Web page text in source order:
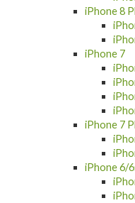
iPhone 8
iPhone 7
iPhone 7
iPhone 6/